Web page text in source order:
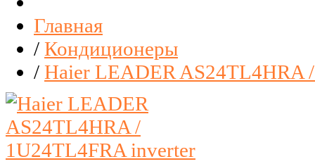
Главная
/ Кондиционеры
/ Haier LEADER AS24TL4HRA